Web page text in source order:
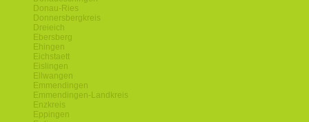
Donau-Ries
Donnersbergkreis
Dreieich
Ebersberg
Ehingen
Eichstaett
Eislingen
Ellwangen
Emmendingen
Emmendingen-Landkreis
Enzkreis
Eppingen